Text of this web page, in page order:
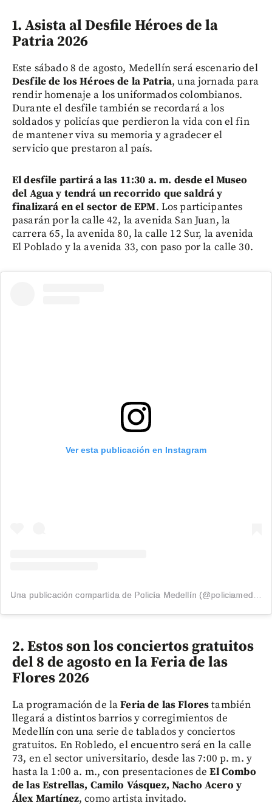
1. Asista al Desfile Héroes de la
Patria 2026
Este sábado 8 de agosto, Medellín será escenario del
Desfile de los Héroes de la Patria, una jornada para
rendir homenaje a los uniformados colombianos.
Durante el desfile también se recordará a los
soldados y policías que perdieron la vida con el fin
de mantener viva su memoria y agradecer el
servicio que prestaron al país.
El desfile partirá a las 11:30 a. m. desde el Museo
del Agua y tendrá un recorrido que saldrá y
finalizará en el sector de EPM. Los participantes
pasarán por la calle 42, la avenida San Juan, la
carrera 65, la avenida 80, la calle 12 Sur, la avenida
El Poblado y la avenida 33, con paso por la calle 30.
Ver esta publicación en Instagram
Una publicación compartida de Policía Medellín (@policiamedellin_)
2. Estos son los conciertos gratuitos
del 8 de agosto en la Feria de las
Flores 2026
La programación de laFeria de las Florestambién
llegará a distintos barrios y corregimientos de
Medellín con una serie de tablados y conciertos
gratuitos. En Robledo, el encuentro será en la calle
73, en el sector universitario, desde las 7:00 p. m. y
hasta la 1:00 a. m., con presentaciones deEl Combo
de las Estrellas, Camilo Vásquez, Nacho Acero y
Álex Martínez, como artista invitado.